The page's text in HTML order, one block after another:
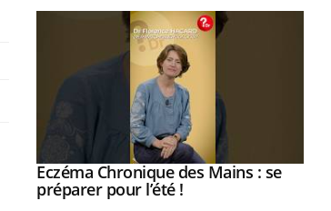
Youtube
Eczéma Chronique des Mains : se
préparer pour l’été !Youtube